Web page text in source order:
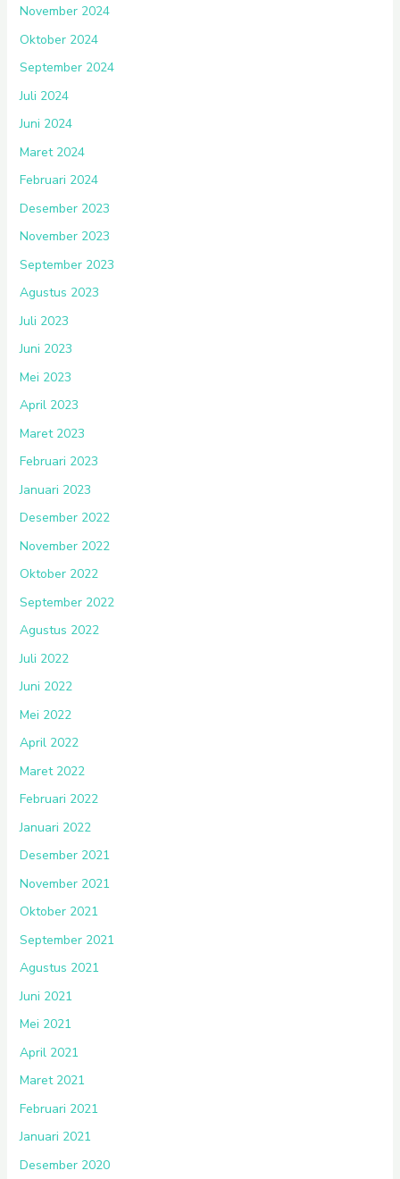
November 2024
Oktober 2024
September 2024
Juli 2024
Juni 2024
Maret 2024
Februari 2024
Desember 2023
November 2023
September 2023
Agustus 2023
Juli 2023
Juni 2023
Mei 2023
April 2023
Maret 2023
Februari 2023
Januari 2023
Desember 2022
November 2022
Oktober 2022
September 2022
Agustus 2022
Juli 2022
Juni 2022
Mei 2022
April 2022
Maret 2022
Februari 2022
Januari 2022
Desember 2021
November 2021
Oktober 2021
September 2021
Agustus 2021
Juni 2021
Mei 2021
April 2021
Maret 2021
Februari 2021
Januari 2021
Desember 2020